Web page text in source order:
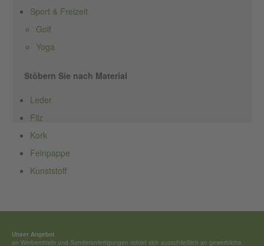
Sport & Freizeit
Golf
Yoga
Stöbern Sie nach Material
Leder
Filz
Kork
Feinpappe
Kunststoff
Unser Angebot
an Werbemitteln und Sonderan­fertigungen richtet sich ausschließ­lich an gewerbliche